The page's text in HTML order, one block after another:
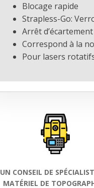
Blocage rapide
Strapless-Go:
Arrêt d’écartement
Correspond à la
Pour lasers
UN CONSEIL DE
MATÉRIEL DE